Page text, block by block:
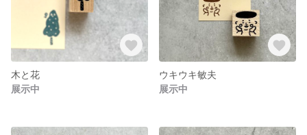
木と花
展示中
ウキウキ敏夫
展示中